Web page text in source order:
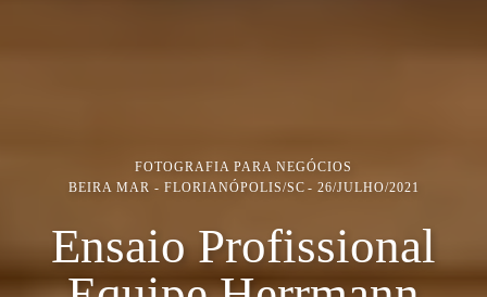
FOTOGRAFIA PARA NEGÓCIOS
BEIRA MAR - FLORIANÓPOLIS/SC
26/JULHO/2021
Ensaio Profissional